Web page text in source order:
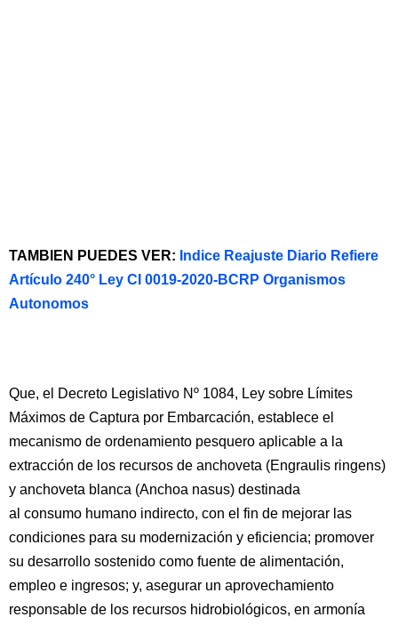
TAMBIEN PUEDES VER: Indice Reajuste Diario Refiere
Artículo 240° Ley CI 0019-2020-BCRP Organismos
Autonomos
Que, el Decreto Legislativo Nº 1084, Ley sobre Límites
Máximos de Captura por Embarcación, establece el
mecanismo de ordenamiento pesquero aplicable a la
extracción de los recursos de anchoveta (Engraulis ringens)
y anchoveta blanca (Anchoa nasus) destinada
al consumo humano indirecto, con el fin de mejorar las
condiciones para su modernización y eficiencia; promover
su desarrollo sostenido como fuente de alimentación,
empleo e ingresos; y, asegurar un aprovechamiento
responsable de los recursos hidrobiológicos, en armonía